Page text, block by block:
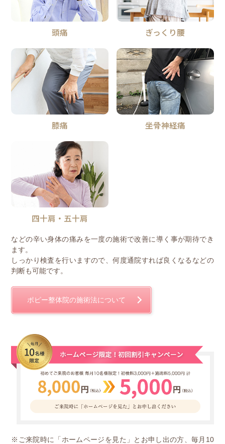
頭痛 ぎっくり腰
膝痛 坐骨神経痛
四十肩・五十肩
などの辛い身体の痛みを一度の施術で改善に導く事が期待でき
ます。
しっかり検査を行いますので、何度通院すれば良くなるなどの
判断も可能です。
ポピー整体院の施術法について
※ご来院時に「ホームページを見た」とお申し出の方、毎月10